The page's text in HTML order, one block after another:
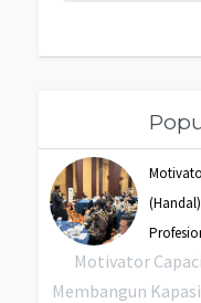
Motivator
Membangun